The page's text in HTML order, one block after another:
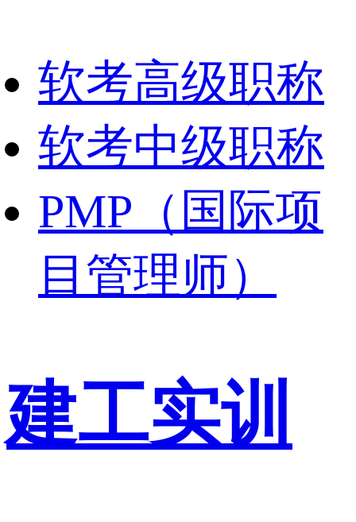
软考高级职称
软考中级职称
PMP（国际项
目管理师）
建工实训